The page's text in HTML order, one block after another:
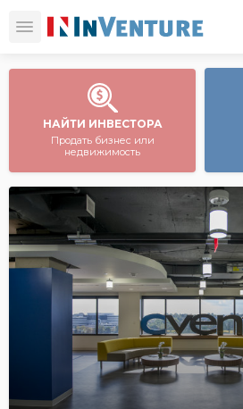
НАЙТИ ИНВЕСТОРА
Продать бизнес или
недвижимость